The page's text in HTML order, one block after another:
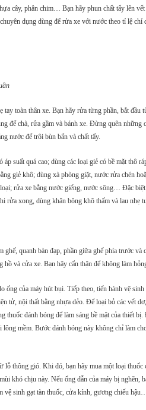
cây, phân chim… Bạn hãy phun chất tẩy lên vết
dụng dùng để rửa xe với nước theo tỉ lệ chỉ
tay toàn thân xe. Bạn hãy rửa từng phần, bắt đầu
để chà, rửa gầm và bánh xe. Đừng quên những
nước để trôi bùn bẩn và chất tẩy.
suất quá cao; dùng các loại giẻ có bề mặt thô
giẻ khô; dùng xà phòng giặt, nước rửa chén
rửa xe bằng nước giếng, nước sông… Đặc biệt
rửa xong, dùng khăn bông khô thấm và lau nhẹ
ghế, quanh bàn đạp, phần giữa ghế phía trước và
và cửa xe. Bạn hãy cẩn thận để không làm
của máy hút bụi. Tiếp theo, tiến hành vệ sinh
tử, nội thất bằng nhựa dẻo. Để loại bỏ các vết
thuốc đánh bóng để làm sáng bề mặt của thiết
mềm. Bước đánh bóng này không chỉ làm
lỗ thông gió. Khi đó, bạn hãy mua một loại thuốc
khó chịu này. Nếu ống dẫn của máy bị nghẽn,
vệ sinh gạt tàn thuốc, cửa kính, gương chiếu hậu…